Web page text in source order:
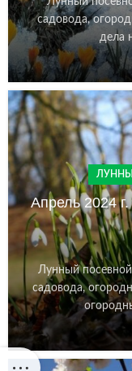
садовода,
дела
Апрель 2024
Лунный
садовода,